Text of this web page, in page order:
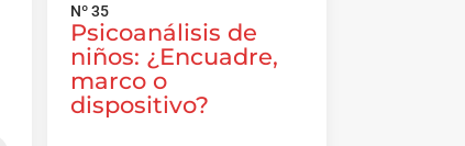
Nº 35
Psicoanálisis de
niños: ¿Encuadre,
marco o
dispositivo?